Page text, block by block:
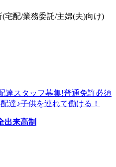
宅配/業務委託/主婦(夫)向け)
達スタッフ募集!普通免許必須
達♪子供を連れて働ける！
出来高制